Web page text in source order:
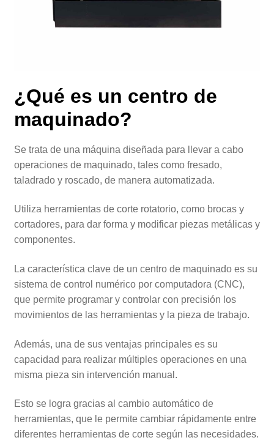
¿Qué es un centro de
maquinado?
Se trata de una máquina diseñada para llevar a cabo
operaciones de maquinado, tales como fresado,
taladrado y roscado, de manera automatizada.
Utiliza herramientas de corte rotatorio, como brocas y
cortadores, para dar forma y modificar piezas metálicas y
componentes.
La característica clave de un centro de maquinado es su
sistema de control numérico por computadora (CNC),
que permite programar y controlar con precisión los
movimientos de las herramientas y la pieza de trabajo.
Además, una de sus ventajas principales es su
capacidad para realizar múltiples operaciones en una
misma pieza sin intervención manual.
Esto se logra gracias al cambio automático de
herramientas, que le permite cambiar rápidamente entre
diferentes herramientas de corte según las necesidades.